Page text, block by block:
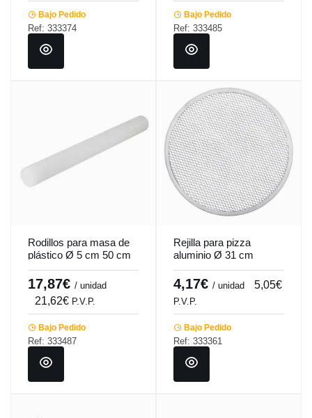
Bajo Pedido
Ref: 333374
Bajo Pedido
Ref: 333485
Rodillos para masa de
plástico Ø 5 cm 50 cm
Pro.cooker
17,87€ / unidad
21,62€ P.V.P.
Bajo Pedido
Ref: 333487
Rejilla para pizza
aluminio Ø 31 cm
Pro.cooker
4,17€ / unidad 5,05€
P.V.P.
Bajo Pedido
Ref: 333361